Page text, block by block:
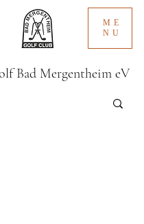
ME
NU
Bad Mergentheim eV